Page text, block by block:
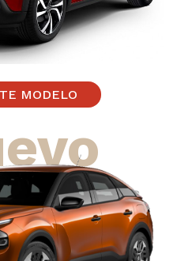
MODELO